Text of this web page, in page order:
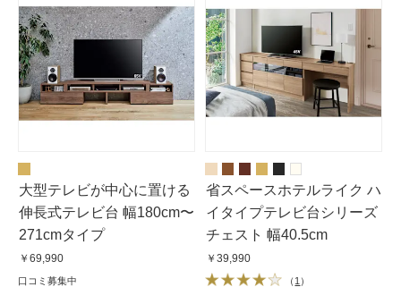
大型テレビが中心に置ける
伸長式テレビ台 幅180cm〜
271cmタイプ
￥69,990
口コミ募集中
省スペースホテルライク ハ
イタイプテレビ台シリーズ
チェスト 幅40.5cm
￥39,990
（ 1 ）